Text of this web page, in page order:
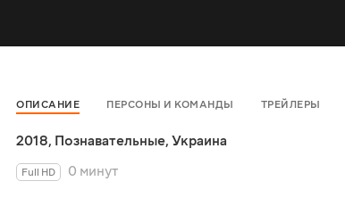
ОПИСАНИЕ ПЕРСОНЫ И КОМАНДЫ ТРЕЙЛЕРЫ
2018, Познавательные, Украина
Full HD
0 минут